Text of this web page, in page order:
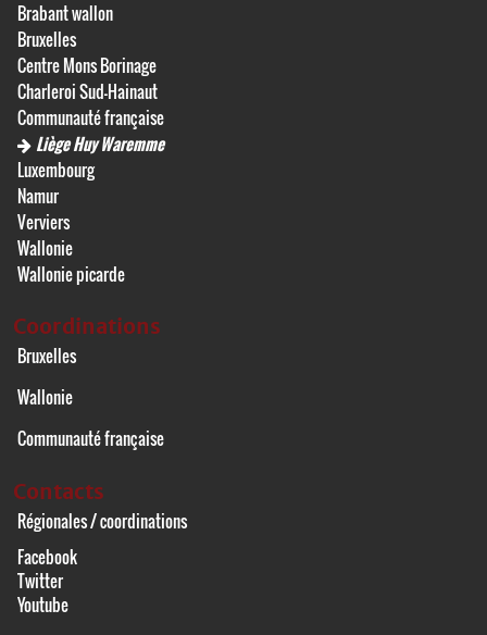
Brabant wallon
Bruxelles
Centre Mons Borinage
Charleroi Sud-Hainaut
Communauté française
Liège Huy Waremme
Luxembourg
Namur
Verviers
Wallonie
Wallonie picarde
Coordinations
Bruxelles
Wallonie
Communauté française
Contacts
Régionales / coordinations
Facebook
Twitter
Youtube